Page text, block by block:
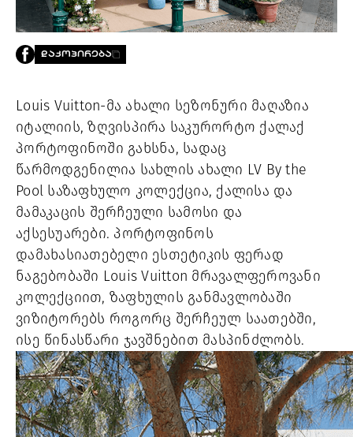
PROJECTS
TV
LIBRARY
ᲒᲐᲛᲝᲒᲕᲧᲔᲕᲘ
ᲙᲝᲜᲢᲐᲥᲢᲘ
INFO@HAMMOCKMAGAZINE.GE
ᲩᲕᲔᲜ
ᲨᲔᲡᲐᲮᲔᲑ
STUDIO
ᲓᲐᲙᲝᲞᲘᲠᲔᲑᲐ
Louis Vuitton-მა ახალი სეზონური მაღაზია
იტალიის, ზღვისპირა საკურორტო ქალაქ
პორტოფინოში გახსნა, სადაც
წარმოდგენილია სახლის ახალი LV By the
Pool საზაფხულო კოლექცია, ქალისა და
მამაკაცის შერჩეული სამოსი და
აქსესუარები. პორტოფინოს
დამახასიათებელი ესთეტიკის ფერად
ნაგებობაში Louis Vuitton მრავალფეროვანი
კოლექციით, ზაფხულის განმავლობაში
ვიზიტორებს როგორც შერჩეულ საათებში,
ისე წინასწარი ჯავშნებით მასპინძლობს.